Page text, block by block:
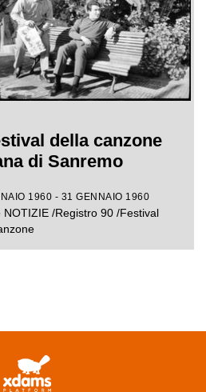
della canzone
di Sanremo
1960 - 31 GENNAIO 1960
NOTIZIE /Registro 90 /Festival